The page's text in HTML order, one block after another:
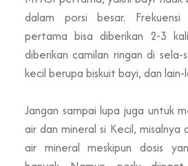
dalam porsi besar. Frekuensi
pertama bisa diberikan 2-3
diberikan camilan ringan di
kecil berupa biskuit bayi, dan lain-
Jangan sampai lupa juga untuk
air dan mineral si Kecil, misalnya
air mineral meskipun dosis